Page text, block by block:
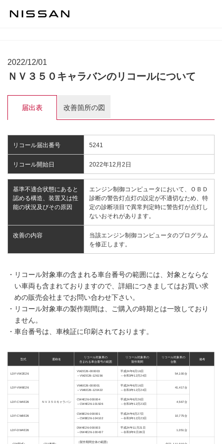
2022/12/01
ＮＶ３５０キャラバンのリコールについて
届出表 改善箇所の図
リコール届出番号 5241
リコール開始日 2022年12月2日
基準不適合状態にあると
認める構造、装置又は性
能の状況及びその原因
エンジン制御コンピュータにおいて、ＯＢＤ
診断の警告灯点灯の設定が不適切なため、特
定の診断項目で異常判定時に警告灯が点灯し
ないおそれがあります。
改善の内容
当該エンジン制御コンピュータのプログラム
を修正します。
・リコール対象車の含まれる車台番号の範囲には、対象とならな
い車両も含まれておりますので、詳細につきましてはお買い求
めの販売会社までお問い合わせ下さい。
・リコール対象車の製作期間は、ご購入の時期とは一致しており
ません。
・車台番号は、車検証に印刷されております。
型式 通称名
リコール対象車の
含まれる車台番号の範囲
リコール対象車の
製作期間
リコール対象車の
台数
備考
LDF-VW2E26
ＮＶ３５０キャラバン
VW2E26-000003
～VW2E26-126156
平成24年6月16日
～令和3年12月24日
54,100台
LDF-VW6E26
VW6E26-000001
～VW6E26-120422
平成24年6月16日
～令和3年12月24日
41,417台
LDF-CW4E26
CW4E26-000004
～CW4E26-101926
平成24年6月26日
～令和3年12月23日
4,567台
LDF-CW8E26
CW8E26-000001
～CW8E26-104102
平成24年6月27日
～令和3年12月23日
10,775台
LDF-DW4E26
DW4E26-000003
～DW4E26-100437
平成24年11月21日
～令和3年9月28日
1,051台
（製作期間全体の範囲）